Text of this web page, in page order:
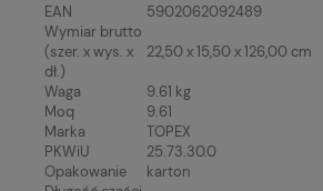
EAN
5902062092489
Wymiar brutto
(szer. x wys. x
dł.)
22,50 x 15,50 x 126,00 cm
Waga
9.61 kg
Moq
9.61
Marka
TOPEX
PKWiU
25.73.30.0
Opakowanie
karton